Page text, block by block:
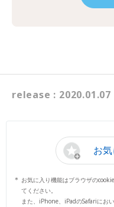
release : 2020.01.07
お
お気に入り機能はブラウザの
てください。
また、iPhone、iPadのSafariにお